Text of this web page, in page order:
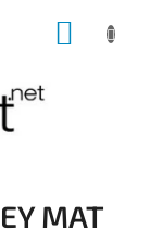
MAT